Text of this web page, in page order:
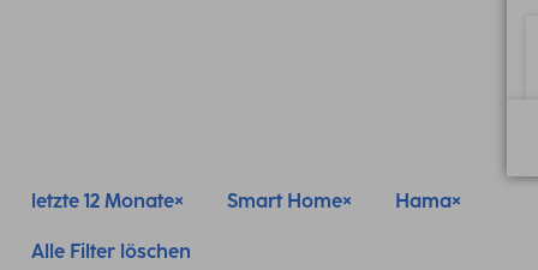
letzte 12 Monate Smart Home Hama
Alle Filter löschen